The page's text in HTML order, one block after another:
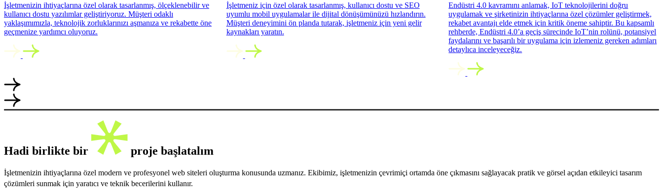
İşletmenizin ihtiyaçlarına özel olarak tasarlanmış, ölçeklenebilir ve
kullanıcı dostu yazılımlar geliştiriyoruz. Müşteri odaklı
yaklaşımımızla, teknolojik zorluklarınızı aşmanıza ve rekabette öne
geçmenize yardımcı oluyoruz.
İşletmeniz için özel olarak tasarlanmış, kullanıcı dostu ve SEO
uyumlu mobil uygulamalar ile dijital dönüşümünüzü hızlandırın.
Müşteri deneyimini ön planda tutarak, işletmeniz için yeni gelir
kaynakları yaratın.
Endüstri 4.0 kavramını anlamak, IoT teknolojilerini doğru
uygulamak ve şirketinizin ihtiyaçlarına özel çözümler geliştirmek,
rekabet avantajı elde etmek için kritik öneme sahiptir. Bu kapsamlı
rehberde, Endüstri 4.0’a geçiş sürecinde IoT’nin rolünü, potansiyel
faydalarını ve başarılı bir uygulama için izlemeniz gereken adımları
detaylıca inceleyeceğiz.
Hadi birlikte bir proje başlatalım
İşletmenizin ihtiyaçlarına özel modern ve profesyonel web siteleri oluşturma konusunda uzmanız. Ekibimiz, işletmenizin çevrimiçi ortamda öne çıkmasını sağlayacak pratik ve görsel açıdan etkileyici tasarım
çözümleri sunmak için yaratıcı ve teknik becerilerini kullanır.